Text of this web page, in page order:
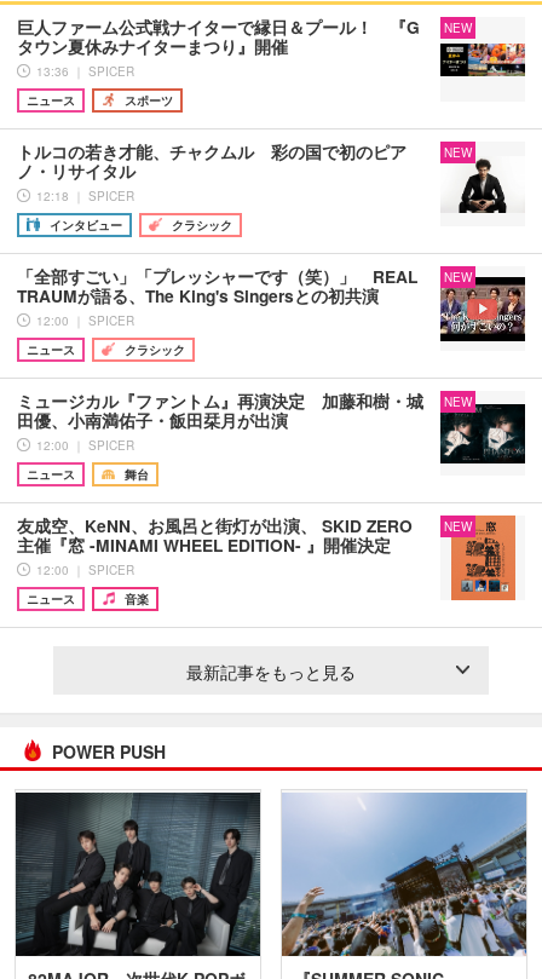
巨人ファーム公式戦ナイターで縁日＆プール！ 『G
タウン夏休みナイターまつり』開催
13:36 ｜ SPICER
ニュース
スポーツ
NEW
トルコの若き才能、チャクムル 彩の国で初のピア
ノ・リサイタル
12:18 ｜ SPICER
インタビュー
クラシック
NEW
「全部すごい」「プレッシャーです（笑）」 REAL
TRAUMが語る、The King's Singersとの初共演
12:00 ｜ SPICER
ニュース
クラシック
NEW
ミュージカル『ファントム』再演決定 加藤和樹・城
田優、小南満佑子・飯田栞月が出演
12:00 ｜ SPICER
ニュース
舞台
NEW
友成空、KeNN、お風呂と街灯が出演、 SKID ZERO
主催『窓 -MINAMI WHEEL EDITION- 』開催決定
12:00 ｜ SPICER
ニュース
音楽
NEW
最新記事をもっと見る
POWER PUSH